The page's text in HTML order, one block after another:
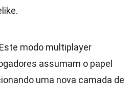
modo multiplayer
assumam o papel
uma nova camada de